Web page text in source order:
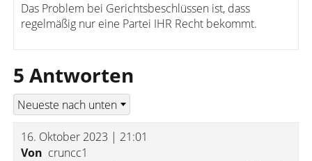
Das Problem bei Gerichtsbeschlüssen ist, dass
regelmäßig nur eine Partei IHR Recht bekommt.
5 Antworten
16. Oktober 2023 | 21:01
Von cruncc1